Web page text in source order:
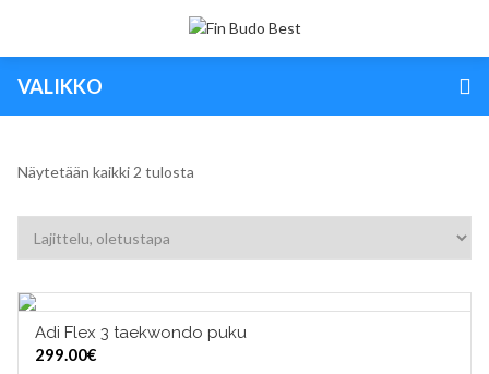
VALIKKO
Näytetään kaikki 2 tulosta
VALITSE VAIHTOEHDOISTA
Adi Flex 3 taekwondo puku
299.00€